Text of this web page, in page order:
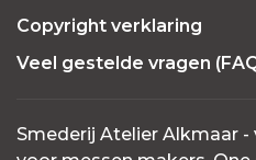
Copyright verklaring
Veel gestelde vragen
Smederij Atelier Alkmaar